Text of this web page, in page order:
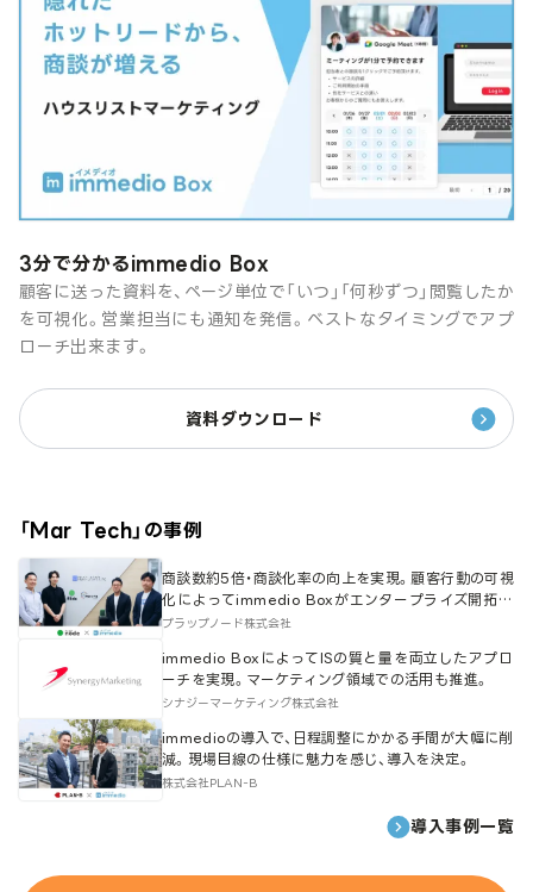
3分で分かるimmedio Box
顧客に送った資料を、ページ単位で「いつ」「何秒ずつ」閲覧したか
を可視化。営業担当にも通知を発信。ベストなタイミングでアプ
ローチ出来ます。
資料ダウンロード
「 Mar Tech」の事例
商談数約5倍・商談化率の向上を実現。顧客行動の可視
化によってimmedio Boxがエンタープライズ開拓の
要に。
プラップノード株式会社
immedio BoxによってISの質と量を両立したアプロ
ーチを実現。マーケティング領域での活用も推進。
シナジーマーケティング株式会社
immedioの導入で、日程調整にかかる手間が大幅に削
減。現場目線の仕様に魅力を感じ、導入を決定。
株式会社PLAN-B
導入事例一覧